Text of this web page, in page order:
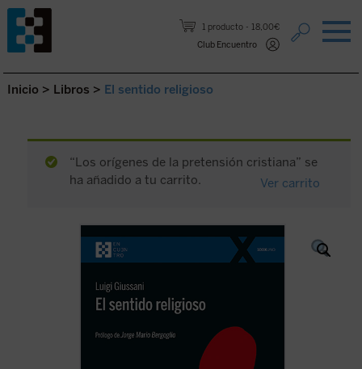
1 producto
18,00€
Club Encuentro
Saltar al contenido.
Inicio > Libros > El sentido religioso
“Los orígenes de la pretensión cristiana” se
ha añadido a tu carrito.
Ver carrito